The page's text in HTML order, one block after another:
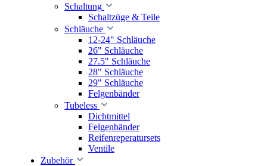
Schaltung
Schaltzüge & Teile
Schläuche
12-24" Schläuche
26" Schläuche
27.5" Schläuche
28" Schläuche
29" Schläuche
Felgenbänder
Tubeless
Dichtmittel
Felgenbänder
Reifenreperatursets
Ventile
Zubehör